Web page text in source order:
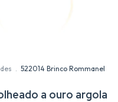
. 522014 Brinco Rommanel
a ouro argola